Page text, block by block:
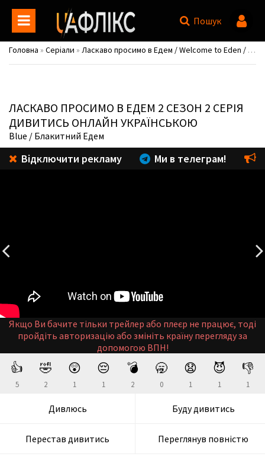
Пошук
Головна » Серіали » Ласкаво просимо в Едем / Welcome to Eden / Bienvenidos a Edén
ЛАСКАВО ПРОСИМО В ЕДЕМ 2 СЕЗОН 2 СЕРІЯ
ДИВИТИСЬ ОНЛАЙН УКРАЇНСЬКОЮ
Blue / Блакитний Едем
Відключити рекламу Ми в телеграм!
Якщо Ви бачите тільки трейлер або плеєр не працює, тоді
пройдіть авторизацію або змініть країну перегляду за
допомогою ВПН!
👍
5
🤣
2
😲
1
😔
1
💣
2
🥱
0
😧
1
😈
1
👎
1
Дивлюсь Буду дивитись
Перестав дивитись Переглянув повністю